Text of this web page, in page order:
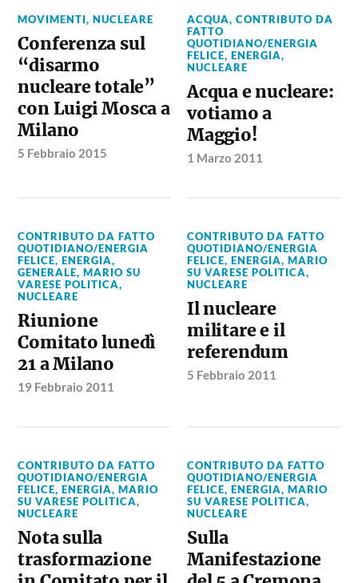
MOVIMENTI,NUCLEARE
Conferenza sul
“disarmo
nucleare totale”
con Luigi Mosca a
Milano
5 Febbraio 2015
ACQUA,CONTRIBUTO DA
FATTO
QUOTIDIANO/ENERGIA
FELICE,ENERGIA,
NUCLEARE
Acqua e nucleare:
votiamo a
Maggio!
1 Marzo 2011
CONTRIBUTO DA FATTO
QUOTIDIANO/ENERGIA
FELICE,ENERGIA,
GENERALE,MARIO SU
VARESE POLITICA,
NUCLEARE
Riunione
Comitato lunedì
21 a Milano
19 Febbraio 2011
CONTRIBUTO DA FATTO
QUOTIDIANO/ENERGIA
FELICE,ENERGIA,MARIO
SU VARESE POLITICA,
NUCLEARE
Il nucleare
militare e il
referendum
5 Febbraio 2011
CONTRIBUTO DA FATTO
QUOTIDIANO/ENERGIA
FELICE,ENERGIA,MARIO
SU VARESE POLITICA,
NUCLEARE
Nota sulla
trasformazione
CONTRIBUTO DA FATTO
QUOTIDIANO/ENERGIA
FELICE,ENERGIA,MARIO
SU VARESE POLITICA,
NUCLEARE
Sulla
Manifestazione